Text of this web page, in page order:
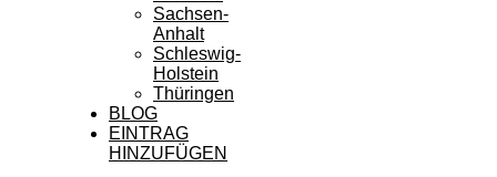
Sachsen-
Anhalt
Schleswig-
Holstein
Thüringen
BLOG
EINTRAG
HINZUFÜGEN